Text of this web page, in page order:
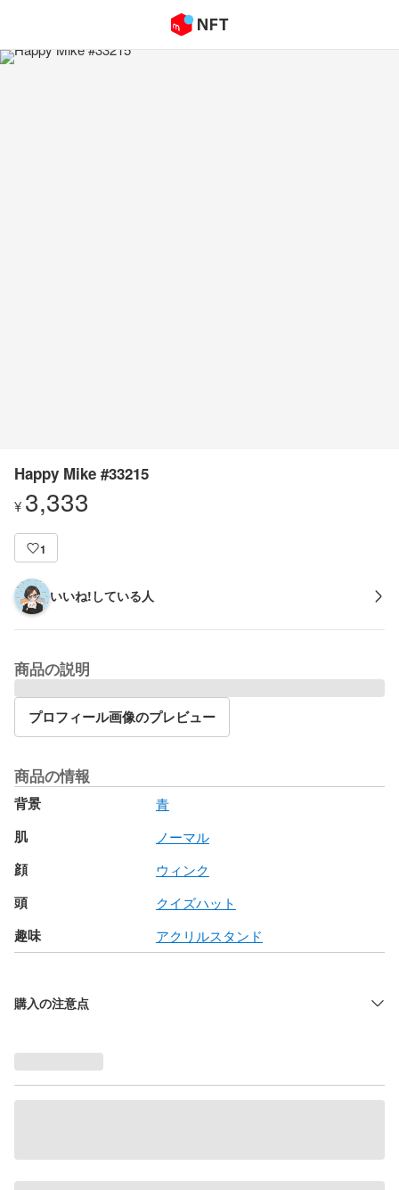
Happy Mike #33215
¥ 3,333
1
いいね!している人
商品の説明
プロフィール画像のプレビュー
商品の情報
背景 青
肌 ノーマル
顔 ウィンク
頭 クイズハット
趣味 アクリルスタンド
購入の注意点